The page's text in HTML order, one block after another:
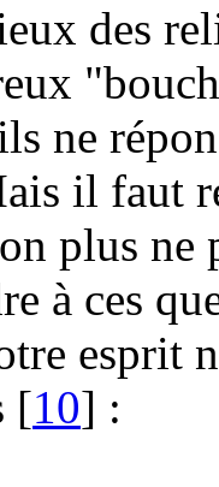
des
ne
il faut
plus ne
à ces
esprit
[10] :